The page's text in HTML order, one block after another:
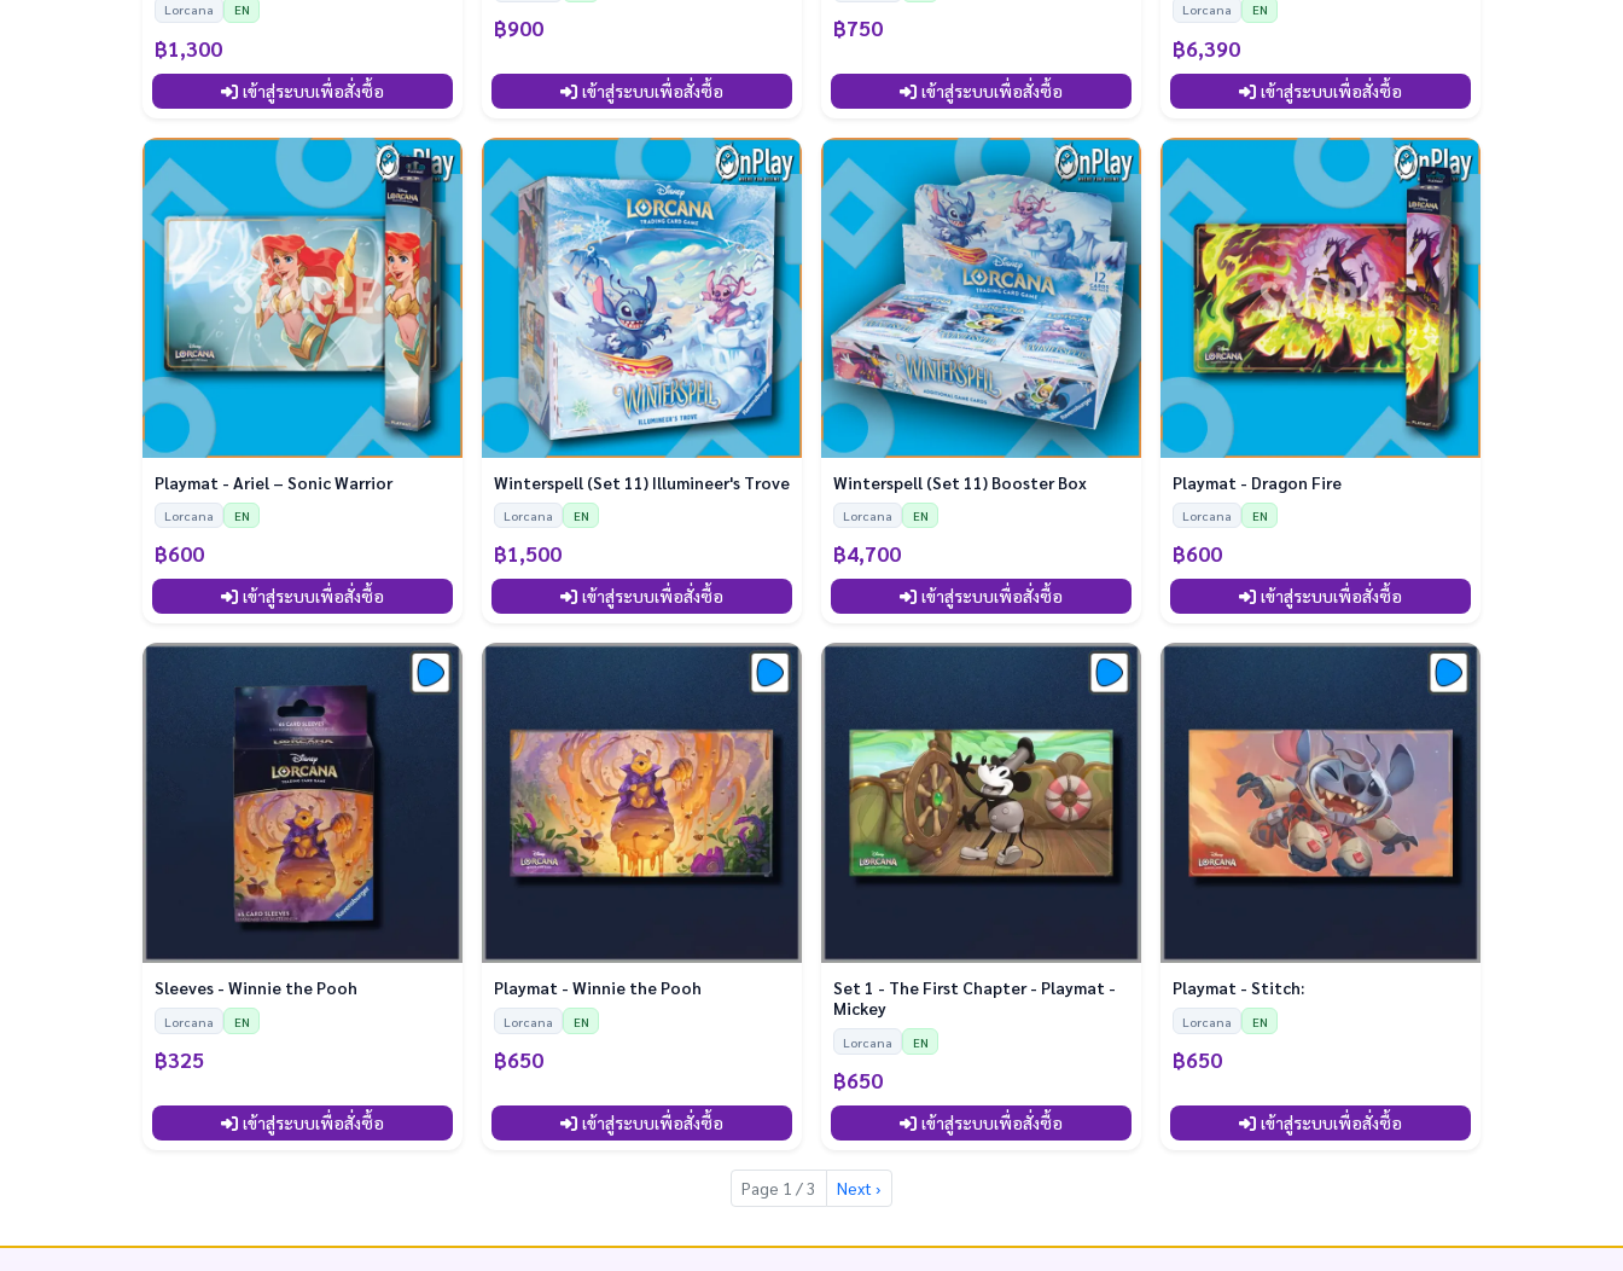
Lorcana EN
฿1,300
เข้าสู่ระบบเพื่อสั่งซื้อ
฿900
เข้าสู่ระบบเพื่อสั่งซื้อ
฿750
เข้าสู่ระบบเพื่อสั่งซื้อ
Lorcana EN
฿6,390
เข้าสู่ระบบเพื่อสั่งซื้อ
Playmat - Ariel – Sonic Warrior
Lorcana EN
฿600
เข้าสู่ระบบเพื่อสั่งซื้อ
Winterspell (Set 11) Illumineer's Trove
Lorcana EN
฿1,500
เข้าสู่ระบบเพื่อสั่งซื้อ
Winterspell (Set 11) Booster Box
Lorcana EN
฿4,700
เข้าสู่ระบบเพื่อสั่งซื้อ
Playmat - Dragon Fire
Lorcana EN
฿600
เข้าสู่ระบบเพื่อสั่งซื้อ
Sleeves - Winnie the Pooh
Lorcana EN
฿325
เข้าสู่ระบบเพื่อสั่งซื้อ
Playmat - Winnie the Pooh
Lorcana EN
฿650
เข้าสู่ระบบเพื่อสั่งซื้อ
Set 1 - The First Chapter - Playmat -
Mickey
Lorcana EN
฿650
เข้าสู่ระบบเพื่อสั่งซื้อ
Playmat - Stitch:
Lorcana EN
฿650
เข้าสู่ระบบเพื่อสั่งซื้อ
Page 1 / 3 Next ›